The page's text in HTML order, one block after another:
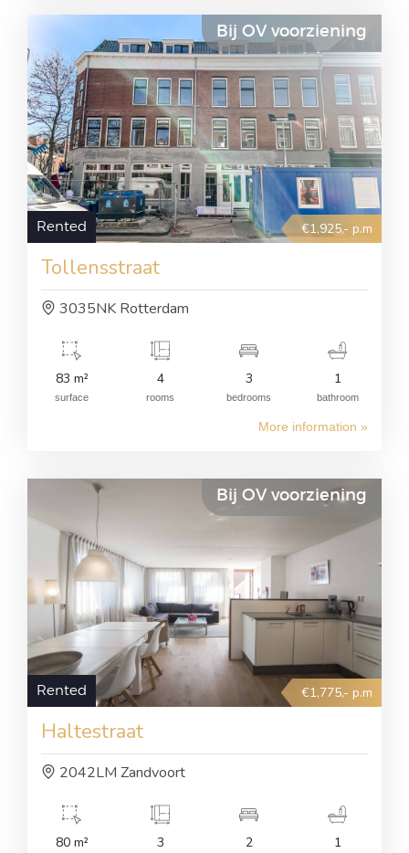
Bij OV voorziening
Rented €1,925,- p.m
Tollensstraat
3035NK Rotterdam
83 m²
surface
4
rooms
3
bedrooms
1
bathroom
More information »
Bij OV voorziening
Rented €1,775,- p.m
Haltestraat
2042LM Zandvoort
80 m² 3 2 1